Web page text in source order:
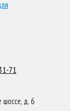
71
шоссе, д. 6